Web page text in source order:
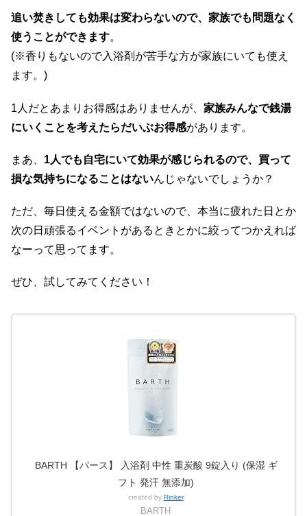
追い焚きしても効果は変わらないので、家族でも問題なく
使うことができます。
(※香りもないので入浴剤が苦手な方が家族にいても使え
ます。)
1人だとあまりお得感はありませんが、 家族みんなで銭湯
にいくことを考えたらだいぶお得感があります。
まあ、 1人でも自宅にいて効果が感じられるので、買って
損な気持ちになることはないんじゃないでしょうか？
ただ、毎日使える金額ではないので、本当に疲れた日とか
次の日頑張るイベントがあるときとかに絞ってつかえれば
なーって思ってます。
ぜひ、試してみてください！
BARTH 【バース】 入浴剤 中性 重炭酸 9錠入り (保湿 ギ
フト 発汗 無添加)
created by Rinker
BARTH